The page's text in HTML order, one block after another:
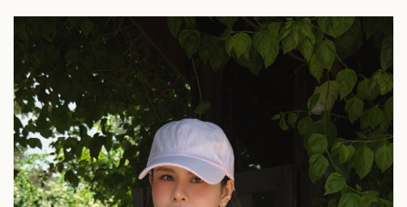
Pháp luật
Vụ án
Tin nóng
Tư vấn luật
Quân sự - Quốc phòng
Việt Nam
Phân tích